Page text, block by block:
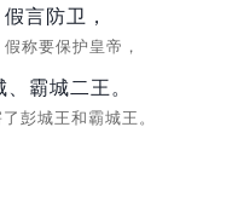
假言防卫，
假称要保护皇帝，
霸城二王。
彭城王和霸城王。